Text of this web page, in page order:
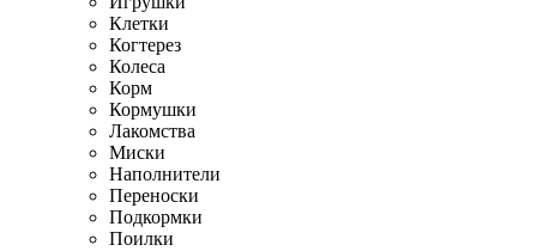
Клетки
Когтерез
Колеса
Корм
Кормушки
Лакомства
Миски
Наполнители
Переноски
Подкормки
Поилки